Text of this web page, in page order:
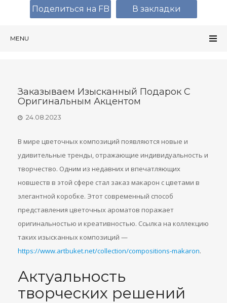
MENU
Заказываем Изысканный Подарок С
Оригинальным Акцентом
24.08.2023
В мире цветочных композиций появляются новые и
удивительные тренды, отражающие индивидуальность и
творчество. Одним из недавних и впечатляющих
новшеств в этой сфере стал заказ макарон с цветами в
элегантной коробке. Этот современный способ
представления цветочных ароматов поражает
оригинальностью и креативностью. Ссылка на коллекцию
таких изысканных композиций —
https://www.artbuket.net/collection/compositions-makaron.
Актуальность
творческих решений
Поделиться на FB В закладки